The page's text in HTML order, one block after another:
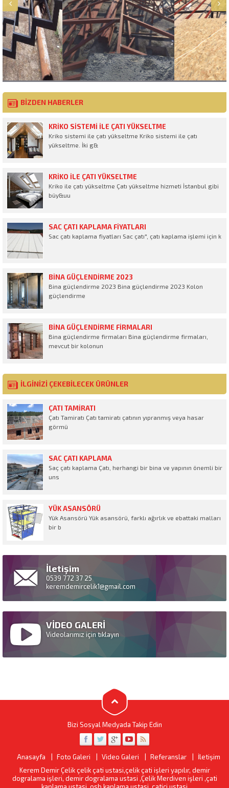
BİZDEN HABERLER
KRIKO SISTEMI ILE ÇATI YÜKSELTME
Kriko sistemi ile çatı yükseltme Kriko sistemi ile çatı
yükseltme. İki g&
KRIKO ILE ÇATI YÜKSELTME
Kriko ile çatı yükseltme Çatı yükseltme hizmeti İstanbul gibi
büy&uu
SAC ÇATI KAPLAMA FIYATLARI
Sac çatı kaplama fiyatları Sac çatı", çatı kaplama işlemi için k
BINA GÜÇLENDIRME 2023
Bina güçlendirme 2023 Bina güçlendirme 2023 Kolon
güçlendirme
BINA GÜÇLENDIRME FIRMALARI
Bina güçlendirme firmaları Bina güçlendirme firmaları,
mevcut bir kolonun
İLGİNİZİ ÇEKEBİLECEK ÜRÜNLER
ÇATI TAMIRATI
Çatı Tamiratı Çatı tamiratı çatının yıpranmış veya hasar
görmü
SAC ÇATI KAPLAMA
Saç çatı kaplama Çatı, herhangi bir bina ve yapının önemli bir
uns
YÜK ASANSÖRÜ
Yük Asansörü Yük asansörü, farklı ağırlık ve ebattaki malları
bir b
İletişim
0539 772 37 25
keremdemircelik1@gmail.com
VİDEO GALERİ
Videolarımız için tıklayın
Bizi Sosyal Medyada Takip Edin
Anasayfa Foto Galeri Video Galeri Referanslar
İletişim
Kerem Demir Çelik çelik çati ustasi,çelik çati işleri yapılır, demir
dogralama işleri, demir dogralama ustasi ,Çelik Merdiven işleri ,çati